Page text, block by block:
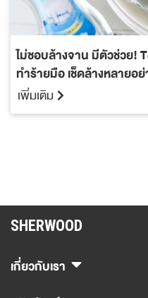
ไม่ชอบล้างจาน มีตัวช่วย!
ทำร้ายมือ เช็ดล้างหลายอย่
เพิ่มเติม
SHERWOOD
เกี่ยวกับเรา